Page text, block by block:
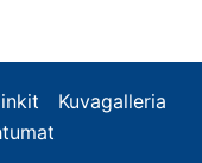
Kuvagalleria